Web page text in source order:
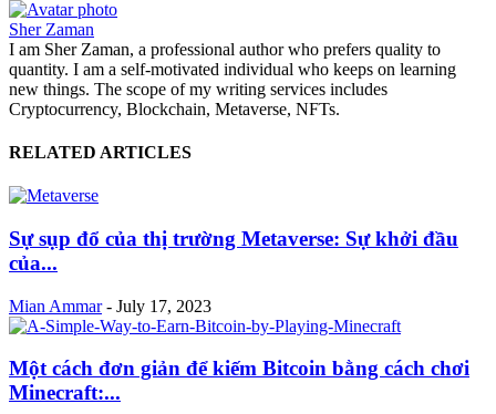
Sher Zaman
I am Sher Zaman, a professional author who prefers quality to
quantity. I am a self-motivated individual who keeps on learning
new things. The scope of my writing services includes
Cryptocurrency, Blockchain, Metaverse, NFTs.
RELATED ARTICLES
Sự sụp đổ của thị trường Metaverse: Sự khởi đầu
của...
Mian Ammar - July 17, 2023
Một cách đơn giản để kiếm Bitcoin bằng cách chơi
Minecraft:...